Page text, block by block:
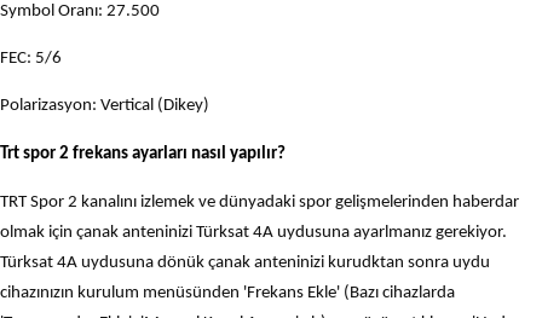
Symbol Oranı: 27.500
FEC: 5/6
Polarizasyon: Vertical (Dikey)
Trt spor 2 frekans ayarları nasıl yapılır?
TRT Spor 2 kanalını izlemek ve dünyadaki spor gelişmelerinden haberdar
olmak için çanak anteninizi Türksat 4A uydusuna ayarlmanız gerekiyor.
Türksat 4A uydusuna dönük çanak anteninizi kurudktan sonra uydu
cihazınızın kurulum menüsünden 'Frekans Ekle' (Bazı cihazlarda